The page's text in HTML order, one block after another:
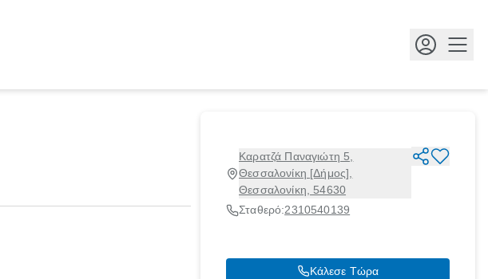
Καρατζά Παναγιώτη 5,
Θεσσαλονίκη [Δήμος],
Θεσσαλονίκη, 54630
Σταθερό:2310540139
Κάλεσε Τώρα